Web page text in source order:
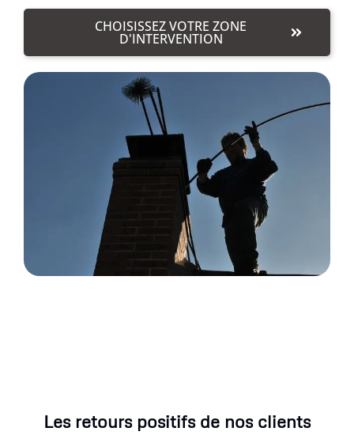
CHOISISSEZ VOTRE ZONE
D'INTERVENTION
Les retours positifs de nos clients